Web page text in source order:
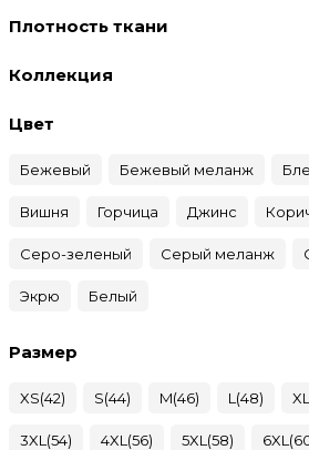
Плотность ткани
Коллекция
Цвет
Бежевый Бежевый меланж
Вишня Горчица Джинс
Серо-зеленый Серый меланж
Экрю Белый
Размер
XS(42) S(44) M(46) L(48)
3XL(54) 4XL(56) 5XL(58)